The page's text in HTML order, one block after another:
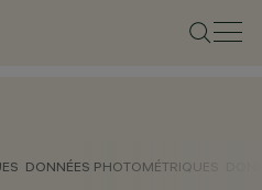
DONNÉES PHOTOMÉTRIQUES